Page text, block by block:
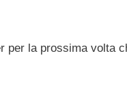
per la prossima volta